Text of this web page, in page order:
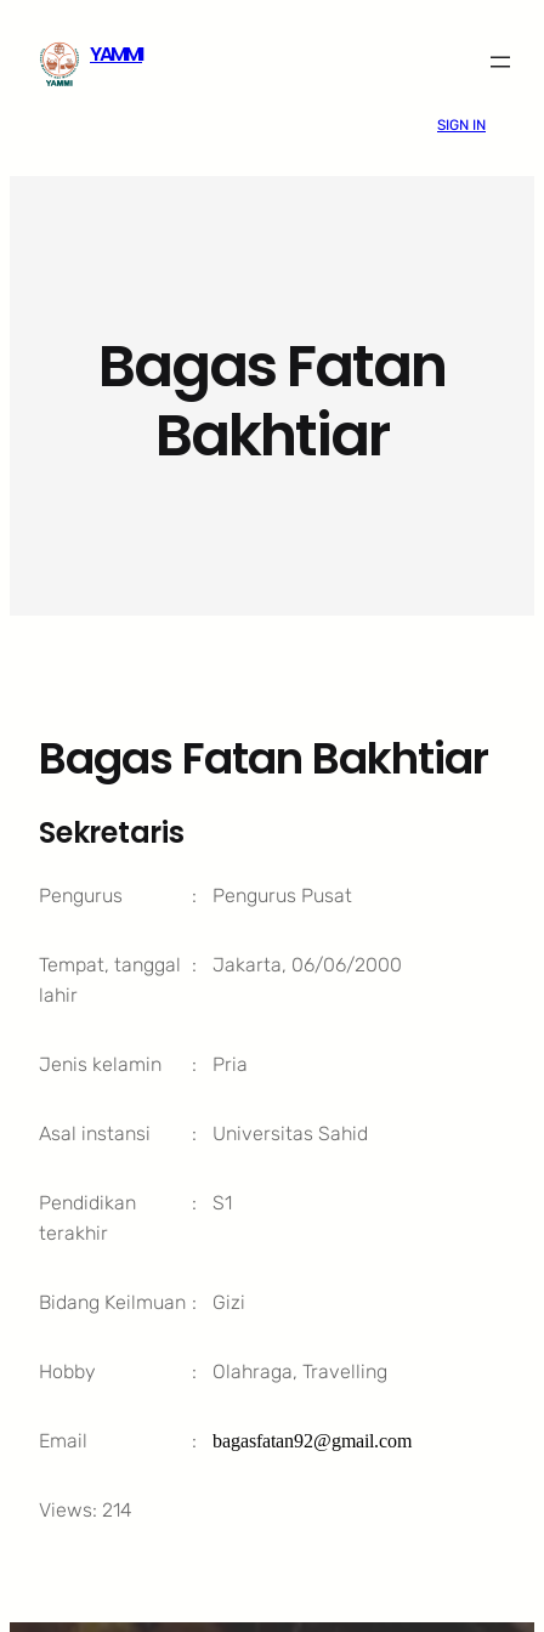
content
YAMMI
SIGN IN
Bagas Fatan
Bakhtiar
Bagas Fatan Bakhtiar
Sekretaris
Pengurus : Pengurus Pusat
Tempat, tanggal
lahir
: Jakarta, 06/06/2000
Jenis kelamin : Pria
Asal instansi : Universitas Sahid
Pendidikan
terakhir
: S1
Bidang Keilmuan : Gizi
Hobby : Olahraga, Travelling
Email : bagasfatan92@gmail.com
Views: 214